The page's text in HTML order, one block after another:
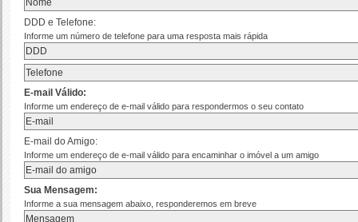
DDD e Telefone:
Informe um número de telefone para uma resposta mais rápida
E-mail Válido:
Informe um endereço de e-mail válido para respondermos o seu contato
E-mail do Amigo:
Informe um endereço de e-mail válido para encaminhar o imóvel a um amigo
Sua Mensagem:
Informe a sua mensagem abaixo, responderemos em breve